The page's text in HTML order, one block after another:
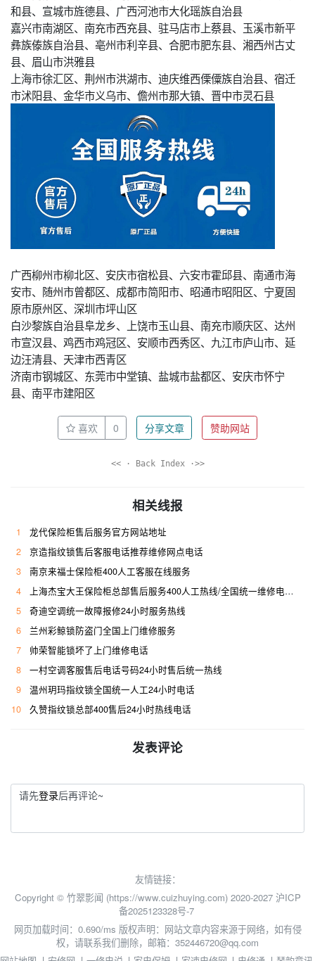
和县、宣城市旌德县、广西河池市大化瑶族自治县
嘉兴市南湖区、南充市西充县、驻马店市上蔡县、玉溪市新平
彝族傣族自治县、亳州市利辛县、合肥市肥东县、湘西州古丈
县、眉山市洪雅县
上海市徐汇区、荆州市洪湖市、迪庆维西傈僳族自治县、宿迁
市沭阳县、金华市义乌市、儋州市那大镇、晋中市灵石县
广西柳州市柳北区、安庆市宿松县、六安市霍邱县、南通市海
安市、随州市曾都区、成都市简阳市、昭通市昭阳区、宁夏固
原市原州区、深圳市坪山区
白沙黎族自治县阜龙乡、上饶市玉山县、南充市顺庆区、达州
市宣汉县、鸡西市鸡冠区、安顺市西秀区、九江市庐山市、延
边汪清县、天津市西青区
济南市钢城区、东莞市中堂镇、盐城市盐都区、安庆市怀宁
县、南平市建阳区
喜欢 0 分享文章 赞助网站
<< · Back Index ·>>
相关线报
1
龙代保险柜售后服务官方网站地址
2
京造指纹锁售后客服电话推荐维修网点电话
3
南京来福士保险柜400人工客服在线服务
4
上海杰宝大王保险柜总部售后服务400人工热线/全国统一维修电话是多少
5
奇迪空调统一故障报修24小时服务热线
6
兰州彩鲸锁防盗门全国上门维修服务
7
帅荣智能锁坏了上门维修电话
8
一村空调客服售后电话号码24小时售后统一热线
9
温州玥玛指纹锁全国统一人工24小时电话
10
久赞指纹锁总部400售后24小时热线电话
发表评论
请先登录后再评论~
友情链接：
Copyright © 竹翠影闻 (https://www.cuizhuying.com) 2020-2027 沪ICP
备2025123328号-7
网页加载时间：0.690/ms 版权声明：网站文章内容来源于网络，如有侵
权，请联系我们删除，邮箱：352446720@qq.com